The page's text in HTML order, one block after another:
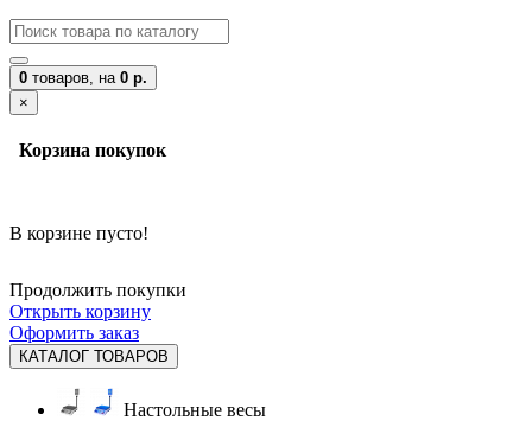
0 товаров, на 0 р.
×
Корзина покупок
В корзине пусто!
Продолжить покупки
Открыть корзину
Оформить заказ
КАТАЛОГ ТОВАРОВ
Настольные весы